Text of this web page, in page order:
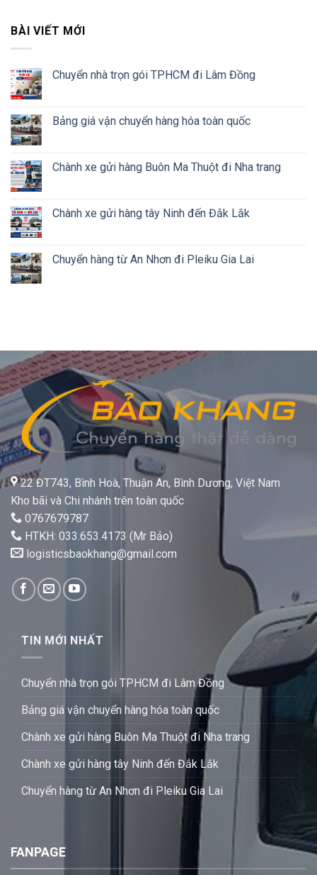
BÀI VIẾT MỚI
Chuyển nhà trọn gói TPHCM đi Lâm Đồng
Bảng giá vận chuyển hàng hóa toàn quốc
Chành xe gửi hàng Buôn Ma Thuột đi Nha trang
Chành xe gửi hàng tây Ninh đến Đắk Lắk
Chuyển hàng từ An Nhơn đi Pleiku Gia Lai
22 ĐT743, Bình Hoà, Thuận An, Bình Dương, Việt Nam
Kho bãi và Chi nhánh trên toàn quốc
0767679787
HTKH: 033.653.4173 (Mr Bảo)
logisticsbaokhang@gmail.com
TIN MỚI NHẤT
Chuyển nhà trọn gói TPHCM đi Lâm Đồng
Bảng giá vận chuyển hàng hóa toàn quốc
Chành xe gửi hàng Buôn Ma Thuột đi Nha trang
Chành xe gửi hàng tây Ninh đến Đắk Lắk
Chuyển hàng từ An Nhơn đi Pleiku Gia Lai
FANPAGE